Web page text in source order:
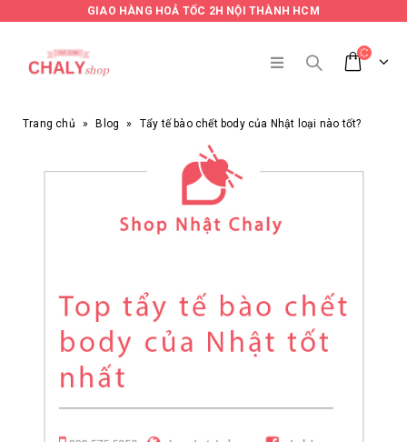
GIAO HÀNG HOẢ TỐC 2H NỘI THÀNH HCM
Trang chủ » Blog » Tẩy tế bào chết body của Nhật loại nào tốt?